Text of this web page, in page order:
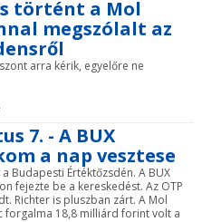
történt a Mol
megszólalt az
arra kérik, egyelőre ne
7. - A BUX
a nap vesztese
Budapesti Értéktőzsdén. A BUX
fejezte be a kereskedést. Az OTP
Richter is pluszban zárt. A Mol
forgalma 18,8 milliárd forint volt a